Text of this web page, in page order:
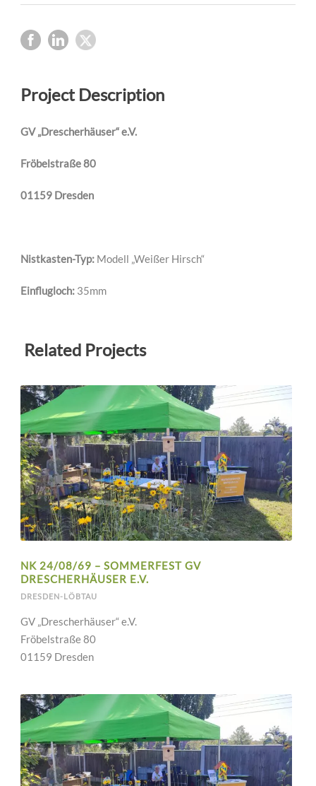
Project Description
GV „Drescherhäuser“ e.V.
Fröbelstraße 80
01159 Dresden
Nistkasten-Typ: Modell „Weißer Hirsch“
Einflugloch: 35mm
Related Projects
NK 24/08/69 – SOMMERFEST GV
DRESCHERHÄUSER E.V.
DRESDEN-LÖBTAU
GV „Drescherhäuser“ e.V.
Fröbelstraße 80
01159 Dresden